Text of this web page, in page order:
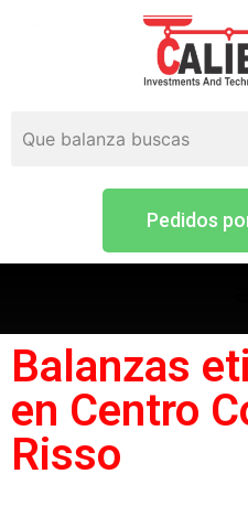
Pedidos
Balanzas
en Centro
Risso